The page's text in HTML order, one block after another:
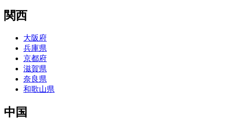
関西
大阪府
兵庫県
京都府
滋賀県
奈良県
和歌山県
中国